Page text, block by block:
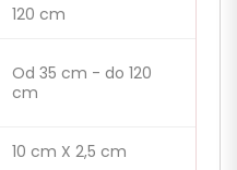
120 cm
Od 35 cm - do 120
cm
10 cm X 2,5 cm